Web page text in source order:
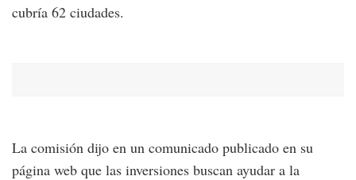
cubría 62 ciudades.
La comisión dijo en un comunicado publicado en su
página web que las inversiones buscan ayudar a la